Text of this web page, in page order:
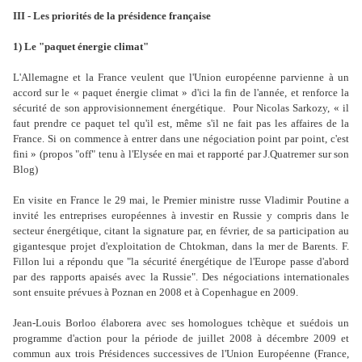
III - Les priorités de la présidence française
1) Le "paquet énergie climat"
L'Allemagne et la France veulent que l'Union européenne parvienne à un
accord sur le « paquet énergie climat » d'ici la fin de l'année, et renforce la
sécurité de son approvisionnement énergétique. Pour Nicolas Sarkozy, « il
faut prendre ce paquet tel qu'il est, même s'il ne fait pas les affaires de la
France. Si on commence à entrer dans une négociation point par point, c'est
fini » (propos "off" tenu à l'Elysée en mai et rapporté par J.Quatremer sur son
Blog)
En visite en France le 29 mai, le Premier ministre russe Vladimir Poutine a
invité les entreprises européennes à investir en Russie y compris dans le
secteur énergétique, citant la signature par, en février, de sa participation au
gigantesque projet d'exploitation de Chtokman, dans la mer de Barents. F.
Fillon lui a répondu que "la sécurité énergétique de l'Europe passe d'abord
par des rapports apaisés avec la Russie". Des négociations internationales
sont ensuite prévues à Poznan en 2008 et à Copenhague en 2009.
Jean-Louis Borloo élaborera avec ses homologues tchèque et suédois un
programme d'action pour la période de juillet 2008 à décembre 2009 et
commun aux trois Présidences successives de l'Union Européenne (France,